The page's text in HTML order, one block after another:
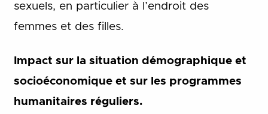
sexuels, en particulier à l’endroit des
femmes et des filles.
Impact sur la situation démographique et
socioéconomique et sur les programmes
humanitaires réguliers.